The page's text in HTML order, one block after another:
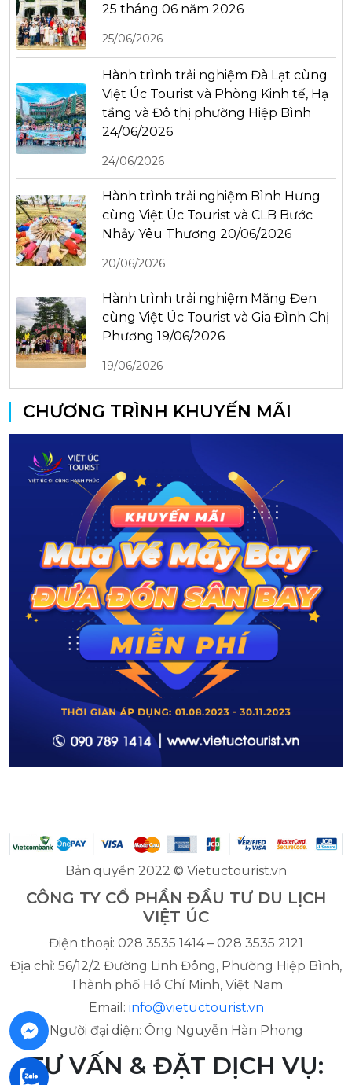
25 tháng 06 năm 2026
25/06/2026
Hành trình trải nghiệm Đà Lạt cùng
Việt Úc Tourist và Phòng Kinh tế, Hạ
tầng và Đô thị phường Hiệp Bình
24/06/2026
24/06/2026
Hành trình trải nghiệm Bình Hưng
cùng Việt Úc Tourist và CLB Bước
Nhảy Yêu Thương 20/06/2026
20/06/2026
Hành trình trải nghiệm Măng Đen
cùng Việt Úc Tourist và Gia Đình Chị
Phương 19/06/2026
19/06/2026
CHƯƠNG TRÌNH KHUYẾN MÃI
Bản quyền 2022 © Vietuctourist.vn
CÔNG TY CỔ PHẦN ĐẦU TƯ DU LỊCH
VIỆT ÚC
Điện thoại: 028 3535 1414 – 028 3535 2121
Địa chỉ: 56/12/2 Đường Linh Đông, Phường Hiệp Bình,
Thành phố Hồ Chí Minh, Việt Nam
Email: info@vietuctourist.vn
Người đại diện: Ông Nguyễn Hàn Phong
TƯ VẤN & ĐẶT DỊCH VỤ: